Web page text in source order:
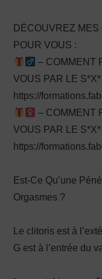
DÉCOUVREZ
POUR VOUS :
– COMMENT
VOUS PAR LE S*X*
https://
– COMMENT
VOUS PAR LE S*X*
https://
Est-Ce Qu’une
Orgasmes ?
Le clitoris est à
G est à l’entrée du